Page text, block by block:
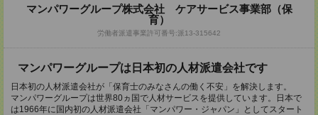
マンパワーグループ株式会社 ケアサービス事業部（保
育）
労働者派遣事業許可番号:派13-315642
マンパワーグループは日本初の人材派遣会社です
日本初の人材派遣会社が「保育士のみなさんの働く不安」を解決します。
マンパワーグループは世界80ヵ国で人材サービスを提供しています。日本で
は1966年に国内初の人材派遣会社「マンパワー・ジャパン」としてスタート